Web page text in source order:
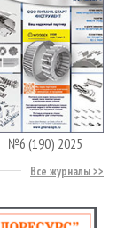
№6 (190) 2025
Все журналы